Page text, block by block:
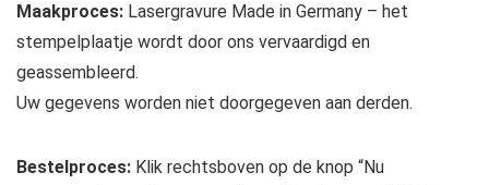
Maakproces: Lasergravure Made in Germany – het
stempelplaatje wordt door ons vervaardigd en
geassembleerd.
Uw gegevens worden niet doorgegeven aan derden.
Bestelproces: Klik rechtsboven op de knop “Nu